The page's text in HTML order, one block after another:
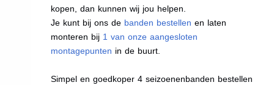
kopen, dan kunnen wij jou helpen.
Je kunt bij ons de banden bestellen en laten
monteren bij 1 van onze aangesloten
montagepunten in de buurt.
Simpel en goedkoper 4 seizoenenbanden bestellen